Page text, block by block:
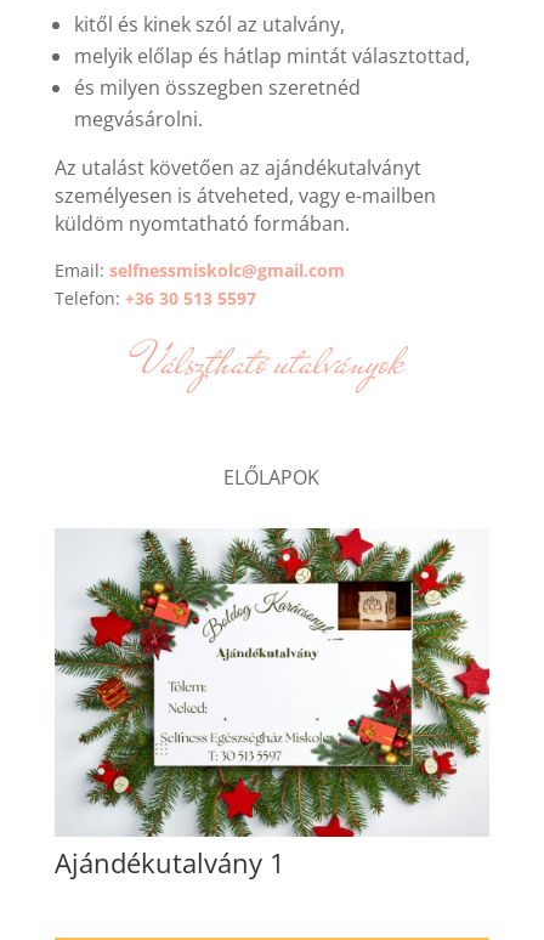
kitől és kinek szól az utalvány,
melyik előlap és hátlap mintát választottad,
és milyen összegben szeretnéd
megvásárolni.
Az utalást követően az ajándékutalványt
személyesen is átveheted, vagy e-mailben
küldöm nyomtatható formában.
Email: selfnessmiskolc@gmail.com
Telefon: +36 30 513 5597
Válsztható utalványok
ELŐLAPOK
Ajándékutalvány 1